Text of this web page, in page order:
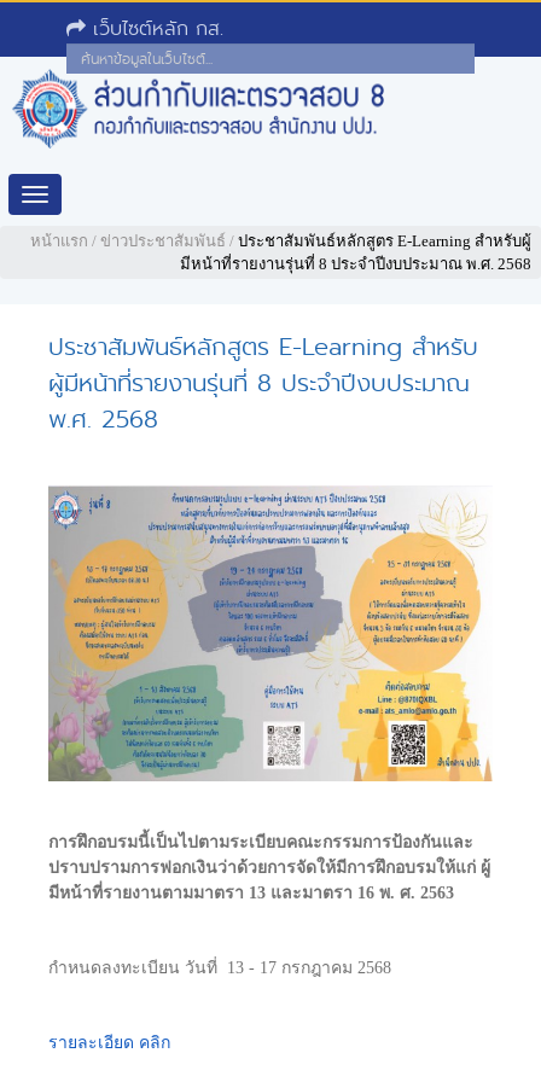
เว็บไซต์หลัก กส.
Toggle
navigation
หน้าแรก / ข่าวประชาสัมพันธ์ / ประชาสัมพันธ์หลักสูตร E-Learning สำหรับผู้
มีหน้าที่รายงานรุ่นที่ 8 ประจำปีงบประมาณ พ.ศ. 2568
ประชาสัมพันธ์หลักสูตร E-Learning สำหรับ
ผู้มีหน้าที่รายงานรุ่นที่ 8 ประจำปีงบประมาณ
พ.ศ. 2568
การฝึกอบรมนี้เป็นไปตามระเบียบคณะกรรมการป้องกันและ
ปราบปรามการฟอกเงินว่าด้วยการจัดให้มีการฝึกอบรมให้แก่ ผู้
มีหน้าที่รายงานตามมาตรา 13 และมาตรา 16 พ. ศ. 2563
กำหนดลงทะเบียน วันที่ 13 - 17 กรกฎาคม 2568
รายละเอียด คลิก